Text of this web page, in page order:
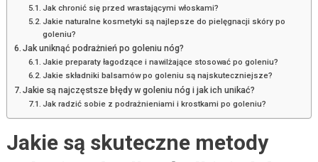
Jak chronić się przed wrastającymi włoskami?
Jakie naturalne kosmetyki są najlepsze do pielęgnacji skóry po
goleniu?
Jak uniknąć podrażnień po goleniu nóg?
Jakie preparaty łagodzące i nawilżające stosować po goleniu?
Jakie składniki balsamów po goleniu są najskuteczniejsze?
Jakie są najczęstsze błędy w goleniu nóg i jak ich unikać?
Jak radzić sobie z podrażnieniami i krostkami po goleniu?
Jakie są skuteczne metody